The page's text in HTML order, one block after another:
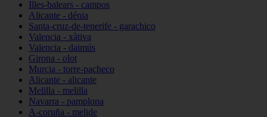
Illes-balears - campos
Alicante - dénia
Santa-cruz-de-tenerife - garachico
Valencia - xàtiva
Valencia - daimús
Girona - olot
Murcia - torre-pacheco
Alicante - alicante
Melilla - melilla
Navarra - pamplona
A-coruña - melide